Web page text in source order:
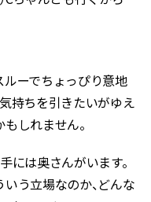
ルーでちょっぴり意地
持ちを引きたいがゆえ
しれません。
には奥さんがいます。
う立場なのか、どんな